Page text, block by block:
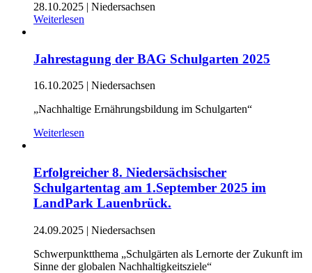
28.10.2025 | Niedersachsen
Weiterlesen
Jahrestagung der BAG Schulgarten 2025
16.10.2025 | Niedersachsen
„Nachhaltige Ernährungsbildung im Schulgarten“
Weiterlesen
Erfolgreicher 8. Niedersächsischer
Schulgartentag am 1.September 2025 im
LandPark Lauenbrück.
24.09.2025 | Niedersachsen
Schwerpunktthema „Schulgärten als Lernorte der Zukunft im
Sinne der globalen Nachhaltigkeitsziele“